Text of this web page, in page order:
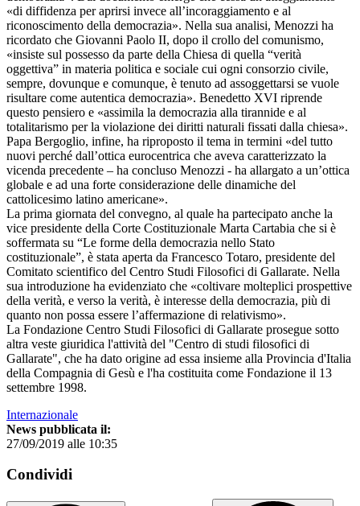
«di diffidenza per aprirsi invece all’incoraggiamento e al
riconoscimento della democrazia». Nella sua analisi, Menozzi ha
ricordato che Giovanni Paolo II, dopo il crollo del comunismo,
«insiste sul possesso da parte della Chiesa di quella “verità
oggettiva” in materia politica e sociale cui ogni consorzio civile,
sempre, dovunque e comunque, è tenuto ad assoggettarsi se vuole
risultare come autentica democrazia». Benedetto XVI riprende
questo pensiero e «assimila la democrazia alla tirannide e al
totalitarismo per la violazione dei diritti naturali fissati dalla chiesa».
Papa Bergoglio, infine, ha riproposto il tema in termini «del tutto
nuovi perché dall’ottica eurocentrica che aveva caratterizzato la
vicenda precedente – ha concluso Menozzi - ha allargato a un’ottica
globale e ad una forte considerazione delle dinamiche del
cattolicesimo latino americane».
La prima giornata del convegno, al quale ha partecipato anche la
vice presidente della Corte Costituzionale Marta Cartabia che si è
soffermata su “Le forme della democrazia nello Stato
costituzionale”, è stata aperta da Francesco Totaro, presidente del
Comitato scientifico del Centro Studi Filosofici di Gallarate. Nella
sua introduzione ha evidenziato che «coltivare molteplici prospettive
della verità, e verso la verità, è interesse della democrazia, più di
quanto non possa essere l’affermazione di relativismo».
La Fondazione Centro Studi Filosofici di Gallarate prosegue sotto
altra veste giuridica l'attività del "Centro di studi filosofici di
Gallarate", che ha dato origine ad essa insieme alla Provincia d'Italia
della Compagnia di Gesù e l'ha costituita come Fondazione il 13
settembre 1998.
Internazionale
News pubblicata il:
27/09/2019 alle 10:35
Condividi